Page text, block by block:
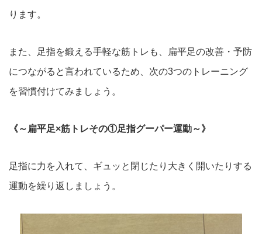
ります。
また、足指を鍛える手軽な筋トレも、扁平足の改善・予防
につながると言われているため、次の3つのトレーニング
を習慣付けてみましょう。
《～扁平足×筋トレその①足指グーパー運動～》
足指に力を入れて、ギュッと閉じたり大きく開いたりする
運動を繰り返しましょう。